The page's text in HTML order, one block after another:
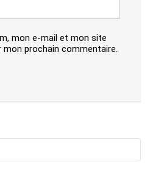
mon e-mail et mon site
mon prochain commentaire.